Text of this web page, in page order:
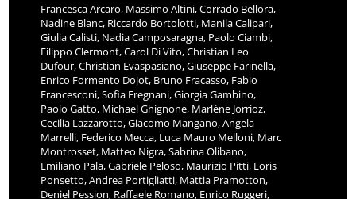
Francesca Arcaro, Massimo Altini, Corrado Bellora,
Nadine Blanc, Riccardo Bortolotti, Manila Calipari,
Giulia Calisti, Nadia Camposaragna, Paolo Ciambi,
Filippo Clermont, Carol Di Vito, Christian Leo
Dufour, Christian Evaspasiano, Giuseppe Farinella,
Enrico Formento Dojot, Bruno Fracasso, Fabio
Francesconi, Sofia Fregnani, Giorgia Gambino,
Paolo Gatto, Michael Ghignone, Marlène Jorrioz,
Cecilia Lazzarotto, Giacomo Mangano, Angela
Marrelli, Federico Mecca, Luca Mauro Melloni, Marc
Montrosset, Matteo Nigra, Sabrina Olibano,
Emiliano Pala, Gabriele Peloso, Maurizio Pitti, Loris
Ponsetto, Andrea Portigliatti, Mattia Pramotton,
Deniel Pession, Raffaele Romano, Enrico Ruggeri,